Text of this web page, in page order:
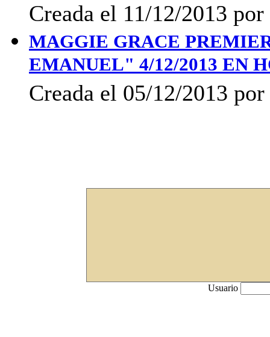
Creada el 11/12/2013
MAGGIE GRACE
EMANUEL" 4/12/2013 EN
Creada el 05/12/2013
Usuario